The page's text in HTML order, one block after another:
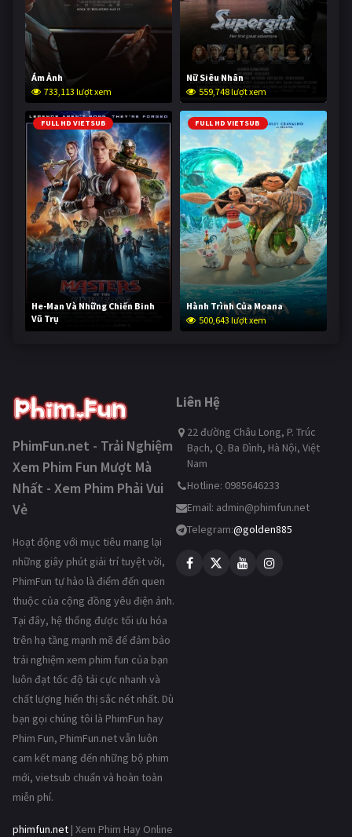
Ám Ảnh
733,113 lượt xem
Nữ Siêu Nhân
559,748 lượt xem
FULL HD VIETSUB
He-Man Và Những Chiến Binh
Vũ Trụ
250,342 lượt xem
FULL HD VIETSUB
Hành Trình Của Moana
500,643 lượt xem
PhimFun.net - Trải Nghiệm
Xem Phim Fun Mượt Mà
Nhất - Xem Phim Phải Vui
Vẻ
Hoạt động với mục tiêu mang lại
những giây phút giải trí tuyệt vời,
PhimFun tự hào là điểm đến quen
thuộc của cộng đồng yêu điện ảnh.
Tại đây, hệ thống được tối ưu hóa
trên hạ tầng mạnh mẽ để đảm bảo
trải nghiệm xem phim fun của bạn
luôn đạt tốc độ tải cực nhanh và
chất lượng hiển thị sắc nét nhất. Dù
bạn gọi chúng tôi là PhimFun hay
Phim Fun, PhimFun.net vẫn luôn
cam kết mang đến những bộ phim
mới, vietsub chuẩn và hoàn toàn
miễn phí.
phimfun.net | Xem Phim Hay Online
Liên Hệ
22 đường Châu Long, P. Trúc
Bạch, Q. Ba Đình, Hà Nội, Việt
Nam
Hotline: 0985646233
Email: admin@phimfun.net
Telegram:@golden885